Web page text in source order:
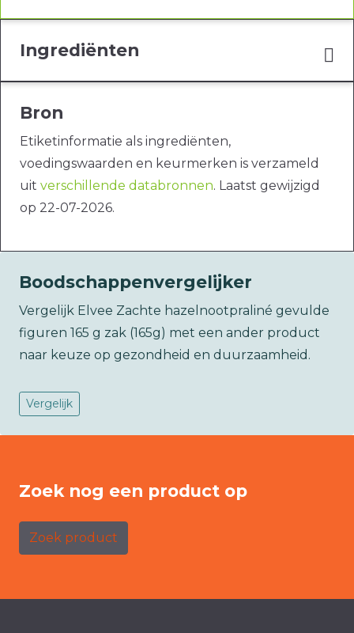
Ingrediënten
Bron
Etiketinformatie als ingrediënten,
voedingswaarden en keurmerken is verzameld
uit verschillende databronnen. Laatst gewijzigd
op 22-07-2026.
Boodschappenvergelijker
Vergelijk Elvee Zachte hazelnootpraliné gevulde
figuren 165 g zak (165g) met een ander product
naar keuze op gezondheid en duurzaamheid.
Vergelijk
Zoek nog een product op
Zoek product